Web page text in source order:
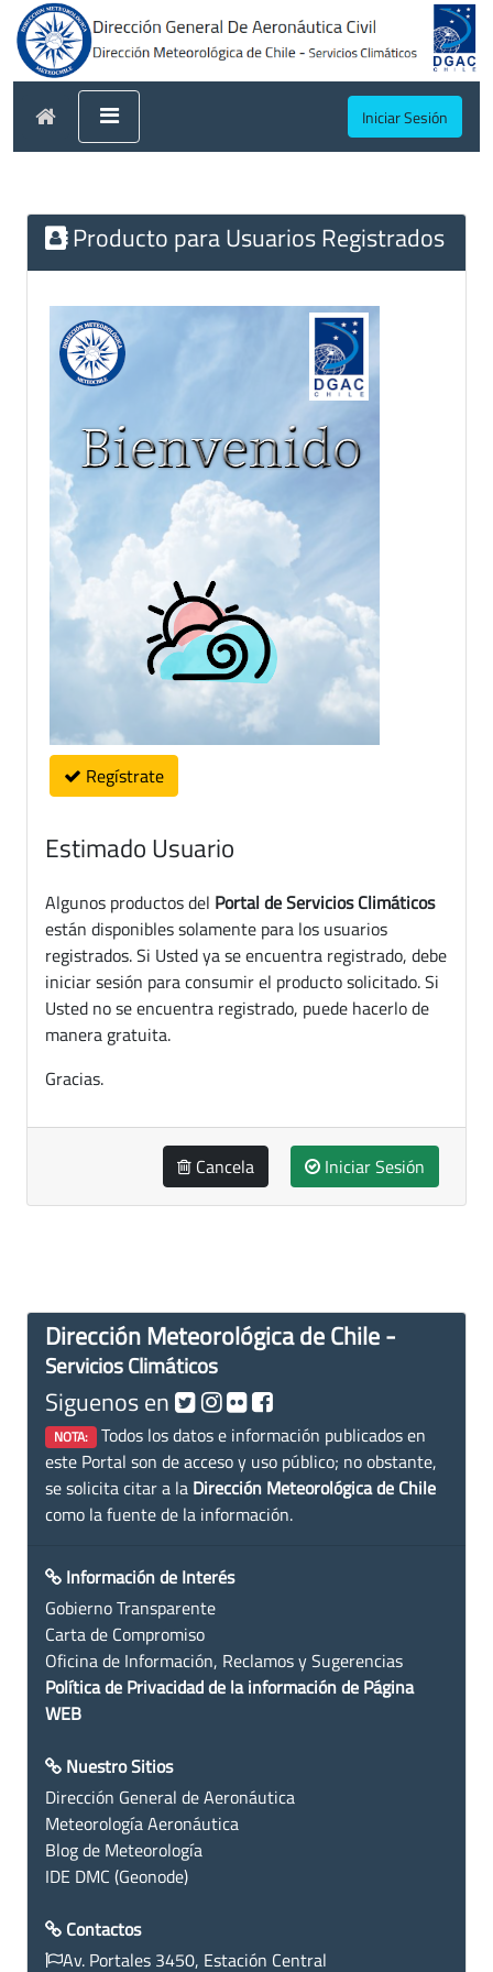
Iniciar Sesión
Producto para Usuarios Registrados
Regístrate
Estimado Usuario
Algunos productos del Portal de Servicios Climáticos
están disponibles solamente para los usuarios
registrados. Si Usted ya se encuentra registrado, debe
iniciar sesión para consumir el producto solicitado. Si
Usted no se encuentra registrado, puede hacerlo de
manera gratuita.
Gracias.
Cancela Iniciar Sesión
Dirección Meteorológica de Chile -
Servicios Climáticos
Siguenos en
NOTA: Todos los datos e información publicados en
este Portal son de acceso y uso público; no obstante,
se solicita citar a la Dirección Meteorológica de Chile
como la fuente de la información.
Información de Interés
Gobierno Transparente
Carta de Compromiso
Oficina de Información, Reclamos y Sugerencias
Política de Privacidad de la información de Página
WEB
Nuestro Sitios
Dirección General de Aeronáutica
Meteorología Aeronáutica
Blog de Meteorología
IDE DMC (Geonode)
Contactos
Av. Portales 3450, Estación Central